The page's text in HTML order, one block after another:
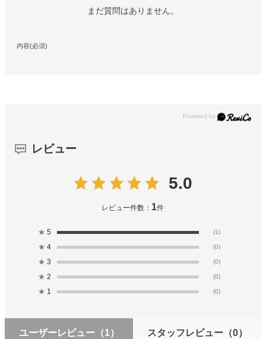
まだ質問はありません。
内容(必須)
レビュー
5.0
レビュー件数： 1件
★ 5 (1)
★ 4 (0)
★ 3 (0)
★ 2 (0)
★ 1 (0)
ユーザーレビュー （1） スタッフレビュー（0）